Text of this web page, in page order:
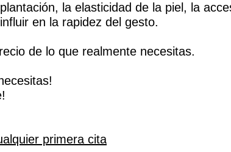
la elasticidad de la piel, la
en la rapidez del gesto.
de lo que realmente necesitas.
primera cita